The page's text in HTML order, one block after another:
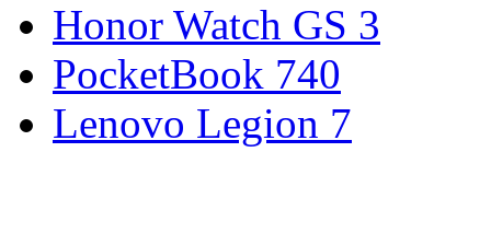
Honor Watch GS 3
PocketBook 740
Lenovo Legion 7